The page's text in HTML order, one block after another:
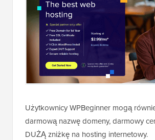
Użytkownicy WPBeginner mogą
darmową nazwę domeny, darmowy
DUŻĄ zniżkę na hosting internetowy.